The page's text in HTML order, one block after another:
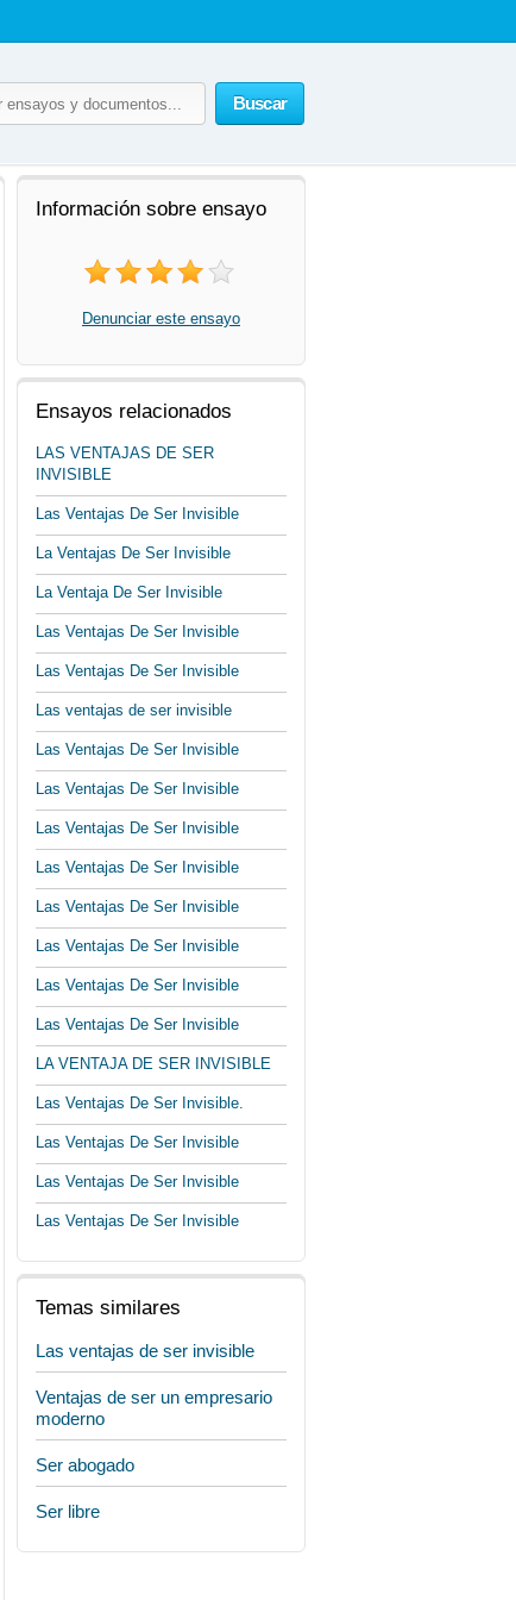
Buscar
Información sobre ensayo
Denunciar este ensayo
Ensayos relacionados
LAS VENTAJAS DE SER
INVISIBLE
Las Ventajas De Ser Invisible
La Ventajas De Ser Invisible
La Ventaja De Ser Invisible
Las Ventajas De Ser Invisible
Las Ventajas De Ser Invisible
Las ventajas de ser invisible
Las Ventajas De Ser Invisible
Las Ventajas De Ser Invisible
Las Ventajas De Ser Invisible
Las Ventajas De Ser Invisible
Las Ventajas De Ser Invisible
Las Ventajas De Ser Invisible
Las Ventajas De Ser Invisible
Las Ventajas De Ser Invisible
LA VENTAJA DE SER INVISIBLE
Las Ventajas De Ser Invisible.
Las Ventajas De Ser Invisible
Las Ventajas De Ser Invisible
Las Ventajas De Ser Invisible
Temas similares
Las ventajas de ser invisible
Ventajas de ser un empresario
moderno
Ser abogado
Ser libre